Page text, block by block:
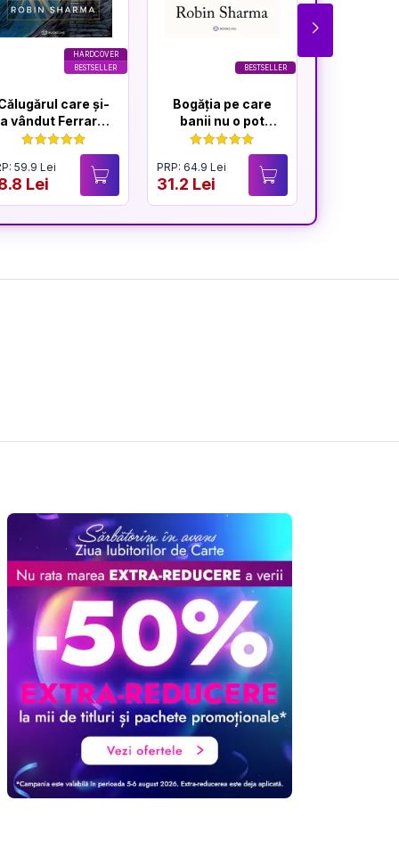
HARDCOVER
BESTSELLER
care și-
a vândut Ferrari-
ul
59.9 Lei
Lei
BESTSELLER
Bogăția pe care
banii nu o pot
cumpăra
PRP: 64.9 Lei
31.2 Lei